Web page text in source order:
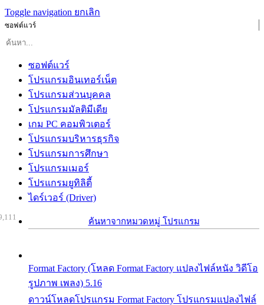
Toggle navigation ยกเลิก
ซอฟต์แวร์
ซอฟต์แวร์
โปรแกรมอินเทอร์เน็ต
โปรแกรมส่วนบุคคล
โปรแกรมมัลติมีเดีย
เกม PC คอมพิวเตอร์
โปรแกรมบริหารธุรกิจ
โปรแกรมการศึกษา
โปรแกรมเมอร์
โปรแกรมยูทิลิตี้
ไดร์เวอร์ (Driver)
ค้นหาจากหมวดหมู่ โปรแกรม
Format Factory (โหลด Format Factory แปลงไฟล์หนัง วิดีโอ
รูปภาพ เพลง) 5.16
ดาวน์โหลดโปรแกรม Format Factory โปรแกรมแปลงไฟล์